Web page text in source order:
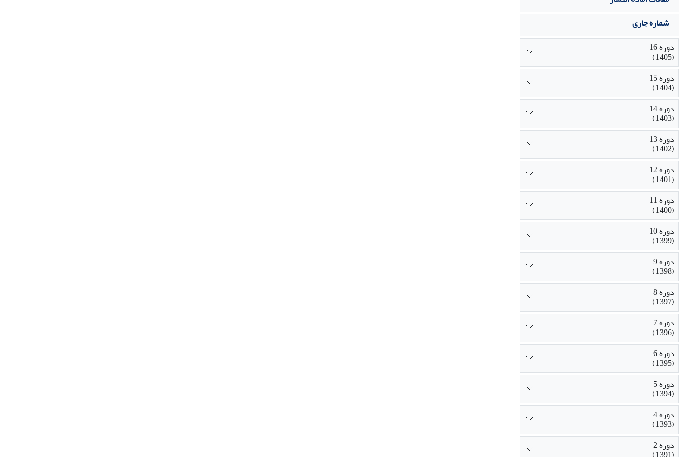
شماره جاری
دوره 16
(1405)
دوره 15
(1404)
دوره 14
(1403)
دوره 13
(1402)
دوره 12
(1401)
دوره 11
(1400)
دوره 10
(1399)
دوره 9
(1398)
دوره 8
(1397)
دوره 7
(1396)
دوره 6
(1395)
دوره 5
(1394)
دوره 4
(1393)
دوره 2